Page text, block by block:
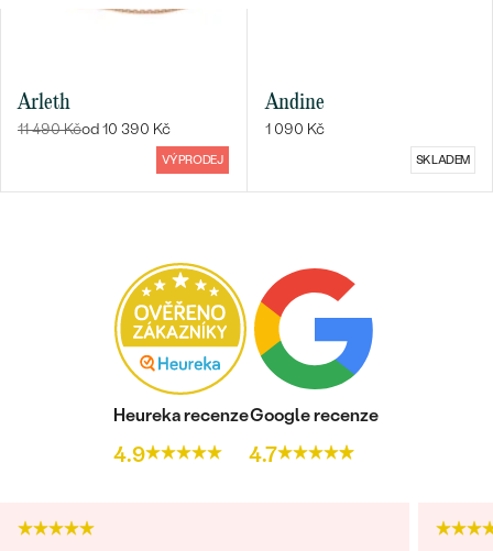
Arleth
11 490 Kčod 10 390 Kč
VÝPRODEJ
Andine
1 090 Kč
SKLADEM
Heureka recenze
4.9
Google recenze
4.7